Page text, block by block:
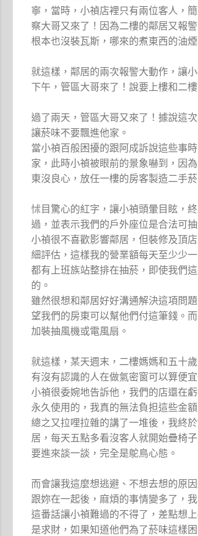
寧，當時，小禎店裡只有兩位客人，
察大哥又來了！因為二樓的鄰居又報
根本也沒裝瓦斯，哪來的煮東西的油
就這樣，鄰居的兩次報警大動作，讓
下午，管區大哥來了！說要上樓和二
過了兩天，管區大哥又來了！據說這
讓菸味不要飄進他家。
當小禎百般困擾的跟阿成訴說這些事
家，此時小禎被眼前的景象嚇到，因
東沒良心，放任一樓的房客製造二手
怵目驚心的紅字，讓小禎頭暈目眩，
過，並表示我們的戶外座位是合法可
小禎很不喜歡影響鄰居，但裝修及頂
細評估，這樣我的營業額每天至少少
都有上班族站整排在抽菸，即使我們
的。
雖然很想和鄰居好好溝通解決這項問
望我們的房東可以幫他們付這筆錢。
加裝抽風機或電風扇。
就這樣，某天週末，二樓媽媽和五十
有沒有認識的人在做氣密窗可以算便
小禎很委婉地告訴他，我們的店還在
永久使用的，我真的無法負担這些金額
總之又拉哩拉雜的講了一堆後，我終
居，每天五點多看沒客人就開始疊椅
要進來談一談，完全是鴕鳥心態。
而會讓我這麼想逃避、不想去想的原
跟妳在一起後，麻煩的事情變多了，
這番話讓小禎難過的不得了，差點想
是求財，如果知道他們為了菸味這樣